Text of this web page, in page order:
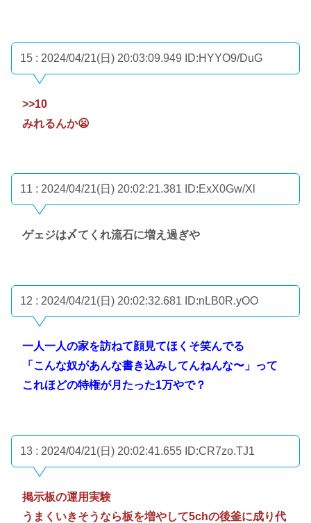
15 : 2024/04/21(日) 20:03:09.949 ID:HYYO9/DuG
>>10
みれるんか😦
11 : 2024/04/21(日) 20:02:21.381 ID:ExX0Gw/Xl
ゲェジは〆てくれ流石に増え過ぎや
12 : 2024/04/21(日) 20:02:32.681 ID:nLB0R.yOO
一人一人の家を訪ねて顔見てほくそ笑んでる
「こんな奴があんな書き込みしてんねんな〜」って
これほどの特権が月たった1万やで？
13 : 2024/04/21(日) 20:02:41.655 ID:CR7zo.TJ1
掲示板の運用実験
うまくいきそうなら板を増やして5chの後釜に成り代